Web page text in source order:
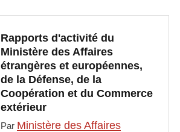
Rapports d'activité du
Ministère des Affaires
étrangères et européennes,
de la Défense, de la
Coopération et du Commerce
extérieur
Par Ministère des Affaires